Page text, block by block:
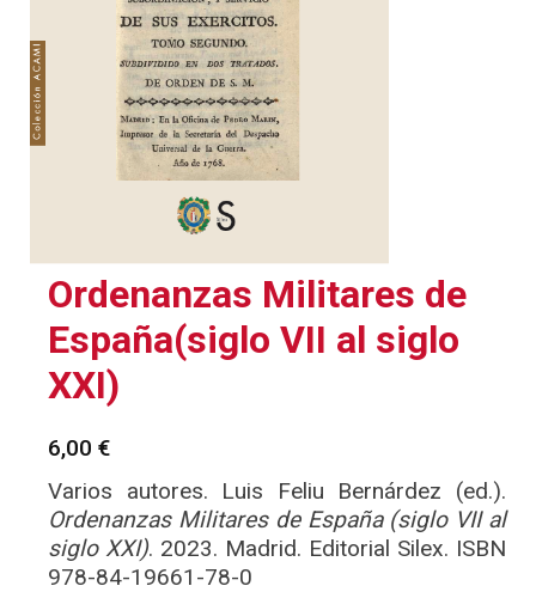
Ordenanzas Militares de
España(siglo VII al siglo
XXI)
6,00 €
Varios autores. Luis Feliu Bernárdez (ed.).
Ordenanzas Militares de España (siglo VII al
siglo XXI). 2023. Madrid. Editorial Silex. ISBN
978-84-19661-78-0